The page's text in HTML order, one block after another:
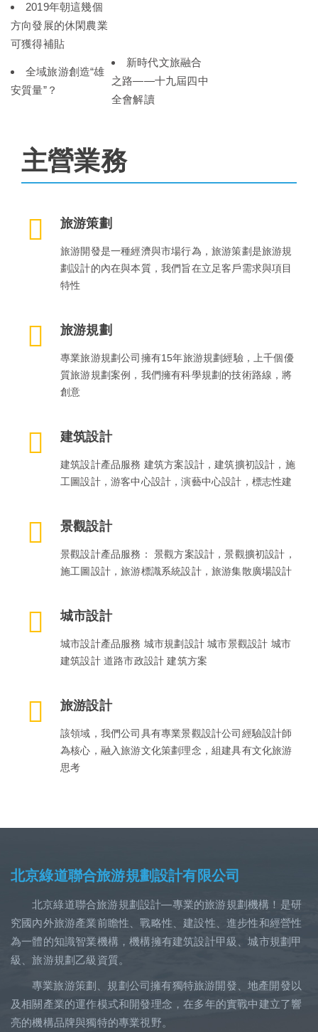
2019年朝這幾個
方向發展的休閑農業
可獲得補貼
全域旅游創造“雄
安質量”？
新時代文旅融合
之路——十九屆四中
全會解讀
主營業務
旅游策劃
旅游開發是一種經濟與市場行為，旅游策劃是旅游規
劃設計的內在與本質，我們旨在立足客戶需求與項目
特性
旅游規劃
專業旅游規劃公司擁有15年旅游規劃經驗，上千個優
質旅游規劃案例，我們擁有科學規劃的技術路線，將
創意
建筑設計
建筑設計產品服務 建筑方案設計，建筑擴初設計，施
工圖設計，游客中心設計，演藝中心設計，標志性建
景觀設計
景觀設計產品服務： 景觀方案設計，景觀擴初設計，
施工圖設計，旅游標識系統設計，旅游集散廣場設計
城市設計
城市設計產品服務 城市規劃設計 城市景觀設計 城市
建筑設計 道路市政設計 建筑方案
旅游設計
該領域，我們公司具有專業景觀設計公司經驗設計師
為核心，融入旅游文化策劃理念，組建具有文化旅游
思考
北京綠道聯合旅游規劃設計有限公司
北京綠道聯合旅游規劃設計—專業的旅游規劃機構！是研
究國內外旅游產業前瞻性、戰略性、建設性、進步性和經營性
為一體的知識智業機構，機構擁有建筑設計甲級、城市規劃甲
級、旅游規劃乙級資質。
專業旅游策劃、規劃公司擁有獨特旅游開發、地產開發以
及相關產業的運作模式和開發理念，在多年的實戰中建立了響
亮的機構品牌與獨特的專業視野。